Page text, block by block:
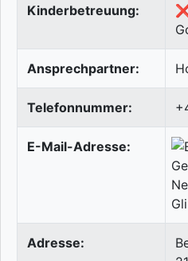
Kinderbetreuung:
Ansprechpartner:
Telefonnummer:
E-Mail-Adresse:
Adresse: